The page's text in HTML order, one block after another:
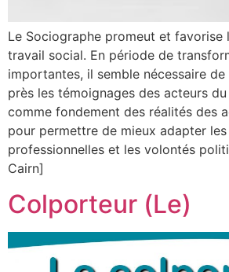
Le Sociographe promeut et favorise
travail social. En période de
importantes, il semble nécessaire
près les témoignages des acteurs
comme fondement des réalités des
pour permettre de mieux adapter
professionnelles et les volontés
Cairn]
Colporteur (Le)